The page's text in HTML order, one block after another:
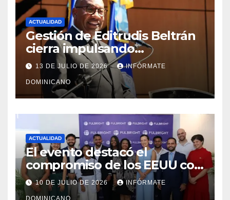
ACTUALIDAD
Gestión de Editrudis Beltrán
cierra impulsando
modernización, expansión y
transformación institucional
13 DE JULIO DE 2026 INFÓRMATE
DOMINICANO
ACTUALIDAD
El evento destacó el
compromiso de los EEUU con
el liderazgo, la innovación y la
excelencia académica por
10 DE JULIO DE 2026 INFÓRMATE
DOMINICANO